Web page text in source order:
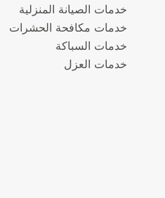
خدمات الصيانة المنزلية
خدمات مكافحة الحشرات
خدمات السباكة
خدمات العزل